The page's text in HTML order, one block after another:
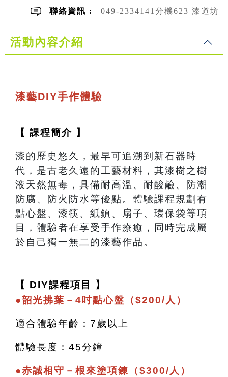
聯絡資訊 : 049-2334141分機623 漆道坊
活動內容介紹
漆藝DIY手作體驗
【 課程簡介 】
漆的歷史悠久，最早可追溯到新石器時
代，是古老久遠的工藝材料，其漆樹之樹
液天然無毒，具備耐高溫、耐酸鹼、防潮
防腐、防火防水等優點。體驗課程規劃有
點心盤、漆筷、紙鎮、扇子、環保袋等項
目，體驗者在享受手作療癒，同時完成屬
於自己獨一無二的漆藝作品。
【 DIY課程項目 】
●韶光拂葉－4吋點心盤（$200/人）
適合體驗年齡：7歲以上
體驗長度：45分鐘
●赤誠相守－根來塗項鍊（$300/人）